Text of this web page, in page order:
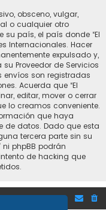
obsceno, vulgar,
o cualquier otro
país, el país donde “El
Internacionales. Hacer
expulsado y,
Proveedor de Servicios
envíos son registradas
Acuerda que “El
editar, mover o cerrar
lo creamos conveniente.
que haya
de datos. Dado que esta
tercera parte sin su
ni phpBB podrán
de hacking que